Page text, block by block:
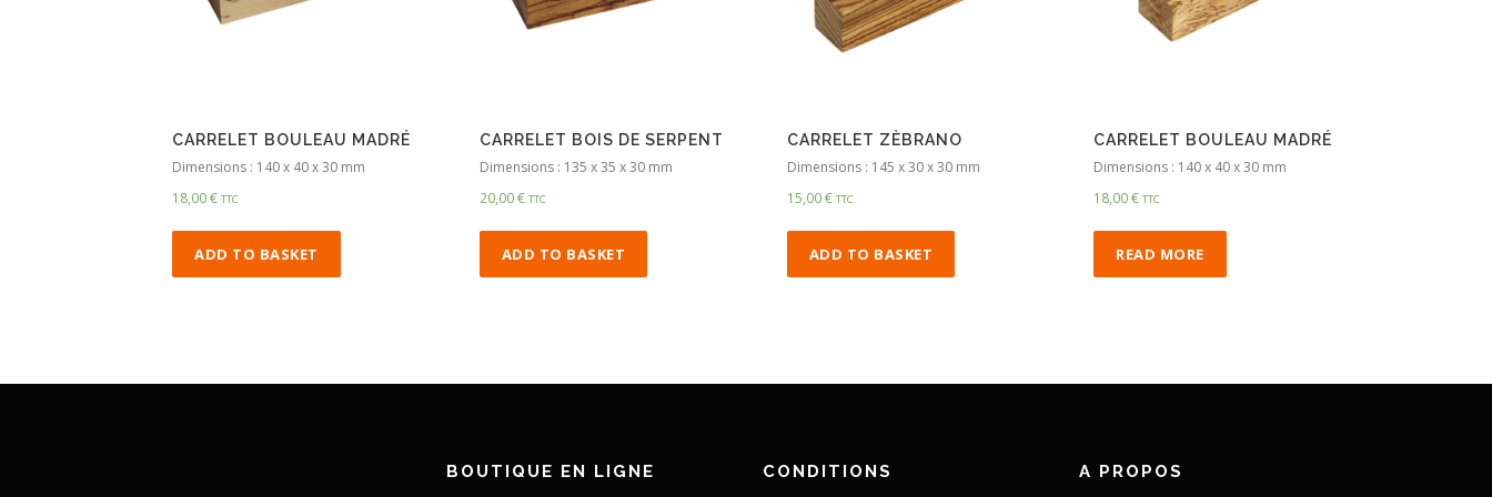
CARRELET BOULEAU MADRÉ
Dimensions : 140 x 40 x 30 mm
18,00€ TTC
ADD TO BASKET
CARRELET BOIS DE SERPENT
Dimensions : 135 x 35 x 30 mm
20,00€ TTC
ADD TO BASKET
CARRELET ZÈBRANO
Dimensions : 145 x 30 x 30 mm
15,00€ TTC
ADD TO BASKET
CARRELET BOULEAU MADRÉ
Dimensions : 140 x 40 x 30 mm
18,00€ TTC
READ MORE
BOUTIQUE EN LIGNE CONDITIONS A PROPOS